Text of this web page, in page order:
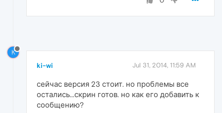
K
ki-wi Jul 31, 2014, 11:59 AM
сейчас версия 23 стоит. но проблемы все
остались...скрин готов. но как его добавить к
сообщению?